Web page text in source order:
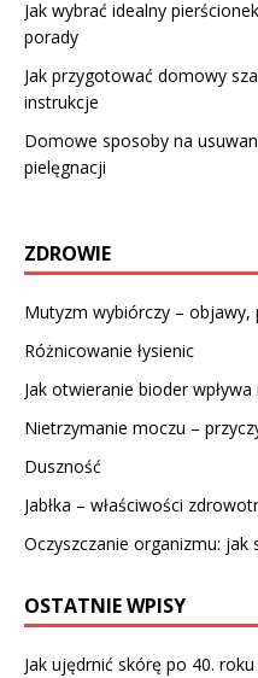
Jak wybrać idealny
porady
Jak przygotować domowy
instrukcje
Domowe sposoby na
pielęgnacji
ZDROWIE
Mutyzm wybiórczy – objawy,
Różnicowanie łysienic
Jak otwieranie bioder
Nietrzymanie moczu –
Duszność
Jabłka – właściwości
Oczyszczanie organizmu: jak
OSTATNIE WPISY
Jak ujędrnić skórę po 40.